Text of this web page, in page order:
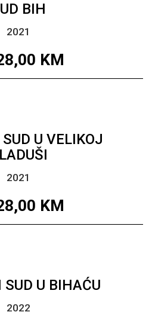
BIH
2021
KM
U VELIKOJ
2021
KM
U BIHAĆU
2022